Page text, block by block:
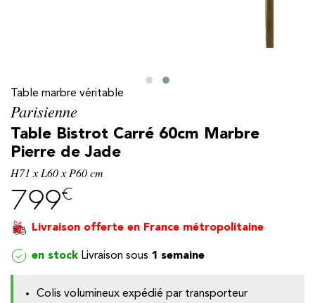
Table marbre véritable
Parisienne
Table Bistrot Carré 60cm Marbre
Pierre de Jade
H71 x L60 x P60 cm
799€
Livraison offerte en France métropolitaine
en stock 1 semaine
Colis volumineux expédié par transporteur